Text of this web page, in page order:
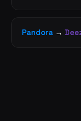
Pandora →